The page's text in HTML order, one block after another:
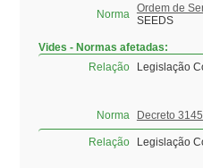
Norma Ordem de
SEEDS
Vides - Normas afetadas:
Relação
Legislação
Norma Decreto
Relação Legislação